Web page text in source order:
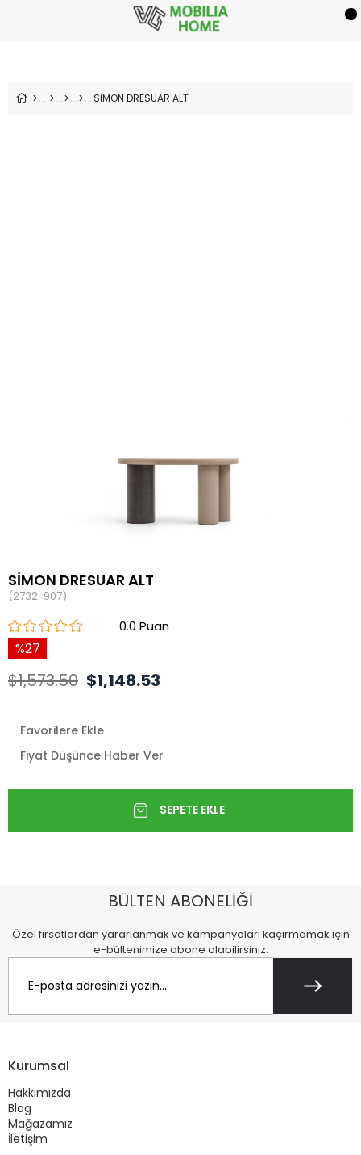
SİMON DRESUAR ALT
SİMON DRESUAR ALT
(2732-907)
0.0
27
$1,573.50 $1,148.53
Favorilere Ekle
Fiyat Düşünce Haber Ver
BÜLTEN ABONELİĞİ
Özel fırsatlardan yararlanmak ve kampanyaları kaçırmamak için
e-bültenimize abone olabilirsiniz.
Kurumsal
Hakkımızda
Blog
Mağazamız
İletişim